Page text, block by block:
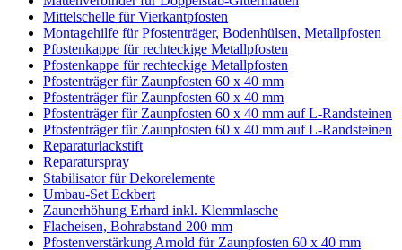
Mittelschelle für Vierkantpfosten
Montagehilfe für Pfostenträger, Bodenhülsen, Metallpfosten
Pfostenkappe für rechteckige Metallpfosten
Pfostenkappe für rechteckige Metallpfosten
Pfostenträger für Zaunpfosten 60 x 40 mm
Pfostenträger für Zaunpfosten 60 x 40 mm
Pfostenträger für Zaunpfosten 60 x 40 mm auf L-Randsteinen
Pfostenträger für Zaunpfosten 60 x 40 mm auf L-Randsteinen
Reparaturlackstift
Reparaturspray
Stabilisator für Dekorelemente
Umbau-Set Eckbert
Zaunerhöhung Erhard inkl. Klemmlasche
Flacheisen, Bohrabstand 200 mm
Pfostenverstärkung Arnold für Zaunpfosten 60 x 40 mm